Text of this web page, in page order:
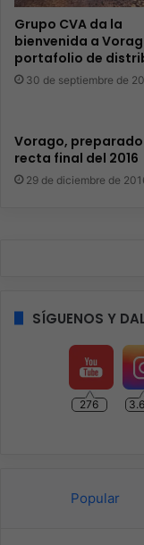
Grupo CVA da la
bienvenida a
portafolio de
30 de septiembre de
Vorago, preparado
recta final del 2016
29 de diciembre de
SÍGUENOS Y
276
Popular